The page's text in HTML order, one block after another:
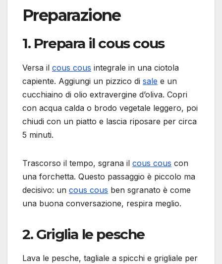
Preparazione
1. Prepara il cous cous
Versa il cous cous integrale in una ciotola
capiente. Aggiungi un pizzico di sale e un
cucchiaino di olio extravergine d’oliva. Copri
con acqua calda o brodo vegetale leggero, poi
chiudi con un piatto e lascia riposare per circa
5 minuti.
Trascorso il tempo, sgrana il cous cous con
una forchetta. Questo passaggio è piccolo ma
decisivo: un cous cous ben sgranato è come
una buona conversazione, respira meglio.
2. Griglia le pesche
Lava le pesche, tagliale a spicchi e grigliale per